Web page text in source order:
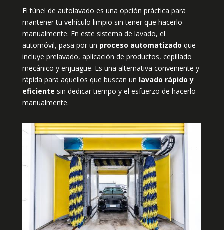
El túnel de autolavado es una opción práctica para
mantener tu vehículo limpio sin tener que hacerlo
manualmente. En este sistema de lavado, el
automóvil, pasa por un proceso automatizado que
incluye prelavado, aplicación de productos, cepillado
mecánico y enjuague. Es una alternativa conveniente y
rápida para aquellos que buscan un lavado rápido y
eficiente sin dedicar tiempo y el esfuerzo de hacerlo
manualmente.